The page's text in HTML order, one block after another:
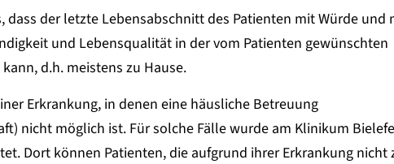
dass der letzte Lebensabschnitt des Patienten mit Würde und
und Lebensqualität in der vom Patienten gewünschten
d.h. meistens zu Hause.
Erkrankung, in denen eine häusliche Betreuung
nicht möglich ist. Für solche Fälle wurde am Klinikum
Dort können Patienten, die aufgrund ihrer Erkrankung nicht